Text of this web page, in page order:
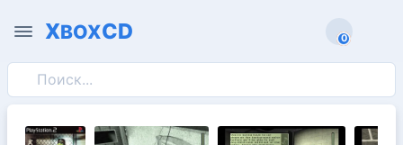
XBOXCD 0
0